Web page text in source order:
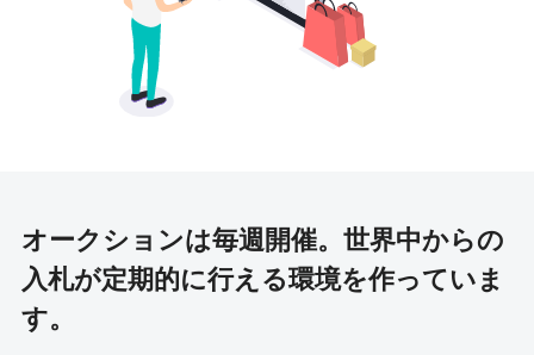
オークションは毎週開催。 世界中からの
入札が定期的に行える環境を作っていま
す。